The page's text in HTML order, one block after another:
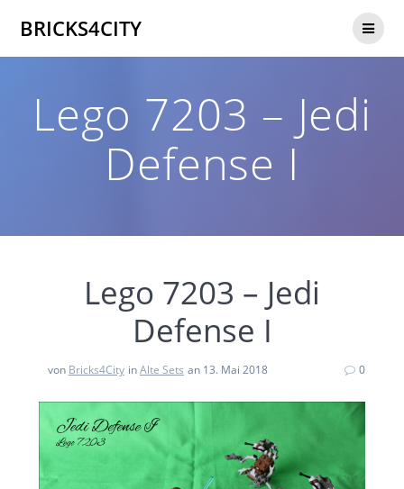
BRICKS4CITY
Lego 7203 – Jedi
Defense I
Lego 7203 – Jedi
Defense I
von Bricks4City inAlte Sets an 13. Mai 2018 0